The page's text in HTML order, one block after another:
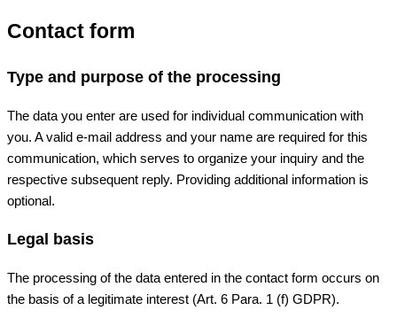
Contact form
Type and purpose of the processing
The data you enter are used for individual communication with
you. A valid e-mail address and your name are required for this
communication, which serves to organize your inquiry and the
respective subsequent reply. Providing additional information is
optional.
Legal basis
The processing of the data entered in the contact form occurs on
the basis of a legitimate interest (Art. 6 Para. 1 (f) GDPR).